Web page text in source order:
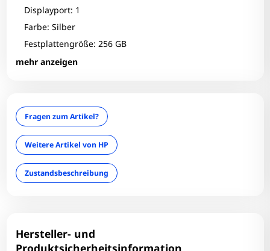
Displayport: 1
Farbe: Silber
Festplattengröße: 256 GB
mehr anzeigen
Festplattentyp: SSD
Grafikkarte: Skylake HD Graphics 520
Infrarotkamera: Nein
LAN: Ja
Optischer Zustand: B-
optisches Laufwerk: Nein
RAM-Typ: DDR4
Simcard: Ja
Fragen zum Artikel?
Weitere Artikel von HP
Zustandsbeschreibung
Hersteller- und